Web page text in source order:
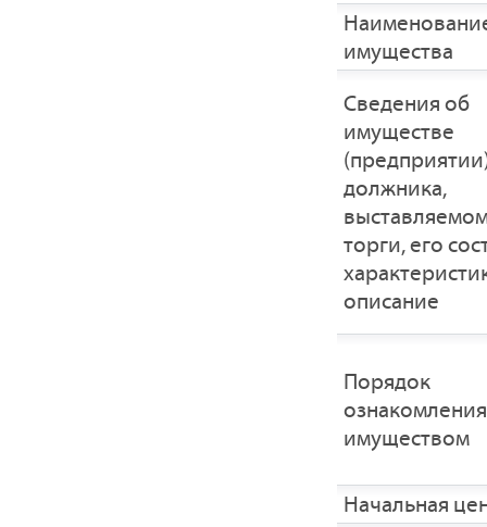
имущества
Cведения об
имуществе
должника,
торги, его
описание
Порядок
имуществом
Начальная